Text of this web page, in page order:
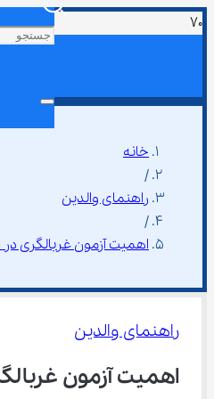
خانه
/
راهنمای والدین
/
اهمیت آزمون غربالگری
راهنمای والدین
اهمیت آزمون